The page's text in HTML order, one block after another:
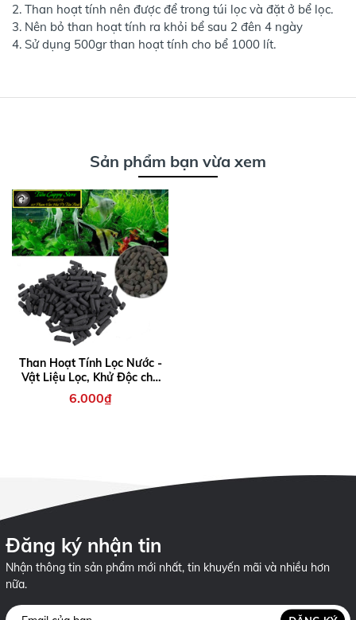
2. Than hoạt tính nên được để trong túi lọc và đặt ở bể lọc.
3. Nên bỏ than hoạt tính ra khỏi bể sau 2 đên 4 ngày
4. Sử dụng 500gr than hoạt tính cho bể 1000 lít.
Sản phẩm bạn vừa xem
Than Hoạt Tính Lọc Nước -
Vật Liệu Lọc, Khử Độc cho
Hồ Cá (100gram)
6.000₫
Đăng ký nhận tin
Nhận thông tin sản phẩm mới nhất, tin khuyến mãi và nhiều hơn
nữa.